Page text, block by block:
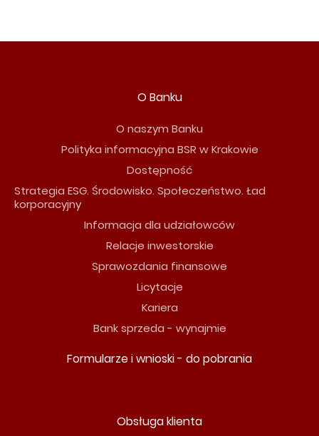
O Banku
O naszym Banku
Polityka informacyjna BSR w Krakowie
Dostępność
Strategia ESG. Środowisko. Społeczeństwo. Ład
korporacyjny
Informacja dla udziałowców
Relacje inwestorskie
Sprawozdania finansowe
Licytacje
Kariera
Bank sprzeda - wynajmie
Formularze i wnioski - do pobrania
Obsługa klienta